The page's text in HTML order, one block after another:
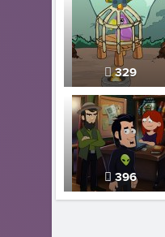
329
396